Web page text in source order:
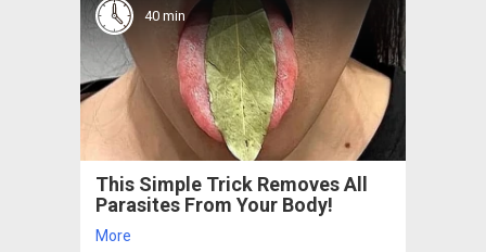
40 min
This Simple Trick Removes All
Parasites From Your Body!
More